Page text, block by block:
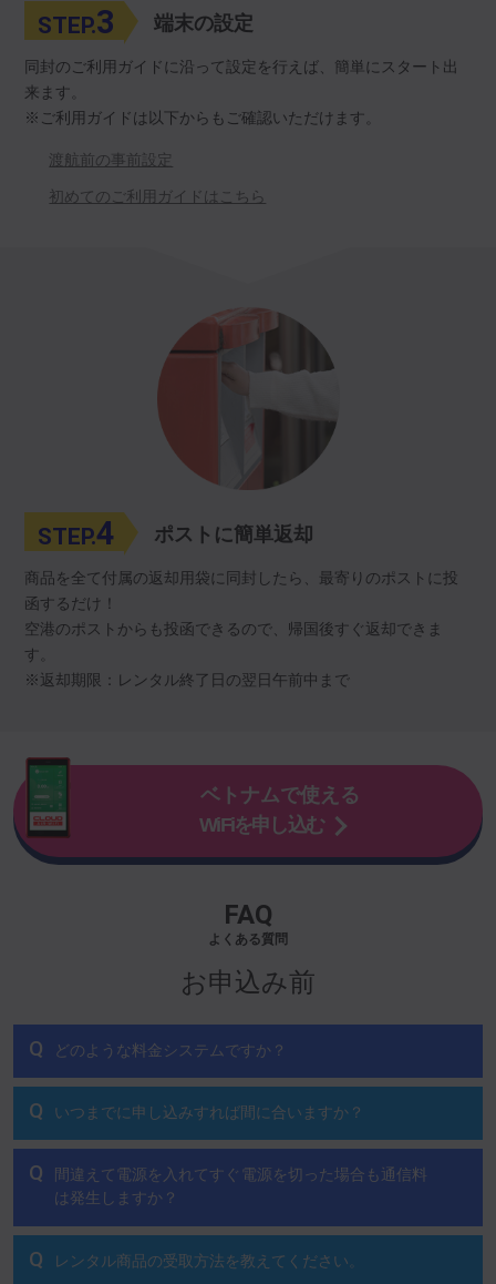
STEP.3 端末の設定
同封のご利用ガイドに沿って設定を行えば、簡単にスタート出
来ます。
※ご利用ガイドは以下からもご確認いただけます。
渡航前の事前設定
初めてのご利用ガイドはこちら
STEP.4 ポストに簡単返却
商品を全て付属の返却用袋に同封したら、最寄りのポストに投
函するだけ！
空港のポストからも投函できるので、帰国後すぐ返却できま
す。
※返却期限：レンタル終了日の翌日午前中まで
ベトナムで使える
WiFiを申し込む
FAQ
よくある質問
お申込み前
Q どのような料金システムですか？
Q いつまでに申し込みすれば間に合いますか？
Q
間違えて電源を入れてすぐ電源を切った場合も通信料
は発生しますか？
Q レンタル商品の受取方法を教えてください。